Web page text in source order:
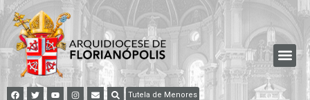
Tutela de Menores